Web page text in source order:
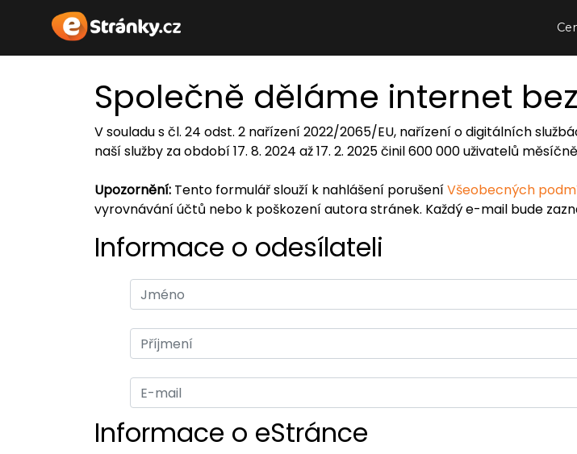
Společně děláme internet
V souladu s čl. 24 odst. 2 nařízení 2022/2065/EU, nařízení o digitálních
naší služby za období 17. 8. 2024 až 17. 2. 2025 činil 600 000 uživatelů
Upozornění: Tento formulář slouží k nahlášení porušeníVšeobecných
vyrovnávání účtů nebo k poškození autora stránek. Každý e-mail bude
Informace o odesílateli
Informace o eStránce